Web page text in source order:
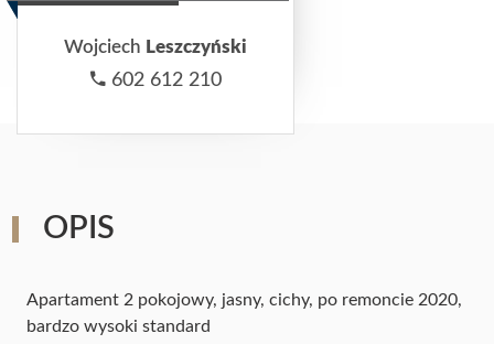
Wojciech Leszczyński
602 612 210
OPIS
Apartament 2 pokojowy, jasny, cichy, po remoncie 2020,
bardzo wysoki standard